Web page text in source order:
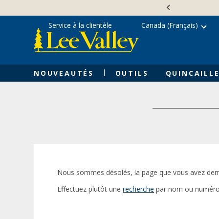
content
NOUVEAUTÉS OUTILS
Service à la clientèle Canada (Français)
Nous sommes désolés, la page que vous avez
Effectuez plutôt une recherche par nom ou